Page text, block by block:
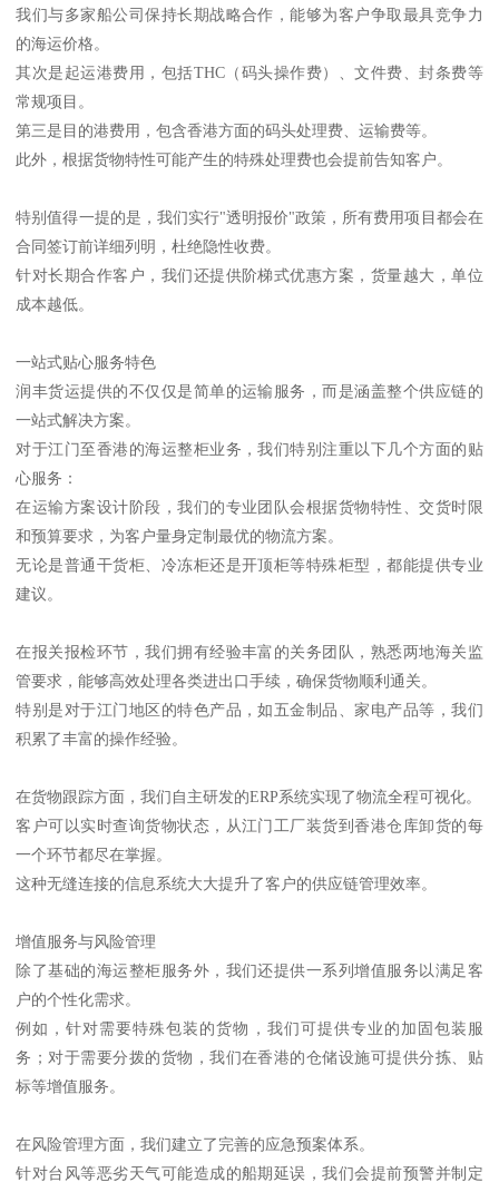
我们与多家船公司保持长期战略合作，能够为客户争取最具竞争力
的海运价格。
其次是起运港费用，包括THC（码头操作费）、文件费、封条费等
常规项目。
第三是目的港费用，包含香港方面的码头处理费、运输费等。
此外，根据货物特性可能产生的特殊处理费也会提前告知客户。
特别值得一提的是，我们实行"透明报价"政策，所有费用项目都会在
合同签订前详细列明，杜绝隐性收费。
针对长期合作客户，我们还提供阶梯式优惠方案，货量越大，单位
成本越低。
一站式贴心服务特色
润丰货运提供的不仅仅是简单的运输服务，而是涵盖整个供应链的
一站式解决方案。
对于江门至香港的海运整柜业务，我们特别注重以下几个方面的贴
心服务：
在运输方案设计阶段，我们的专业团队会根据货物特性、交货时限
和预算要求，为客户量身定制最优的物流方案。
无论是普通干货柜、冷冻柜还是开顶柜等特殊柜型，都能提供专业
建议。
在报关报检环节，我们拥有经验丰富的关务团队，熟悉两地海关监
管要求，能够高效处理各类进出口手续，确保货物顺利通关。
特别是对于江门地区的特色产品，如五金制品、家电产品等，我们
积累了丰富的操作经验。
在货物跟踪方面，我们自主研发的ERP系统实现了物流全程可视化。
客户可以实时查询货物状态，从江门工厂装货到香港仓库卸货的每
一个环节都尽在掌握。
这种无缝连接的信息系统大大提升了客户的供应链管理效率。
增值服务与风险管理
除了基础的海运整柜服务外，我们还提供一系列增值服务以满足客
户的个性化需求。
例如，针对需要特殊包装的货物，我们可提供专业的加固包装服
务；对于需要分拨的货物，我们在香港的仓储设施可提供分拣、贴
标等增值服务。
在风险管理方面，我们建立了完善的应急预案体系。
针对台风等恶劣天气可能造成的船期延误，我们会提前预警并制定